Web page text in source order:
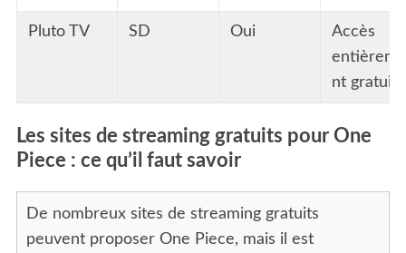
Pluto TV SD Oui
Accès
entièreme
nt gratuit
Les sites de streaming gratuits pour One
Piece : ce qu’il faut savoir
De nombreux sites de streaming gratuits
peuvent proposer One Piece, mais il est